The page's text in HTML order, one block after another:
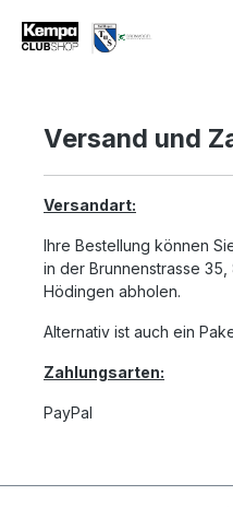
springen
Versand und
Versandart:
Ihre Bestellung können
in der Brunnenstrasse
Hödingen abholen.
Alternativ ist auch ein
Zahlungsarten:
PayPal